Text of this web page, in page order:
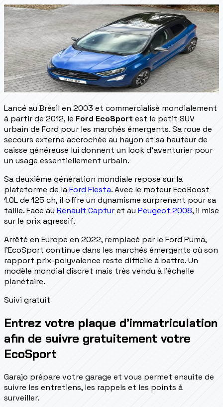
Lancé au Brésil en 2003 et commercialisé mondialement
à partir de 2012, le Ford EcoSport est le petit SUV
urbain de Ford pour les marchés émergents. Sa roue de
secours externe accrochée au hayon et sa hauteur de
caisse généreuse lui donnent un look d'aventurier pour
un usage essentiellement urbain.
Sa deuxième génération mondiale repose sur la
plateforme de laFord Fiesta. Avec le moteur EcoBoost
1.0L de 125 ch, il offre un dynamisme surprenant pour sa
taille. Face au Renault Capturet au Peugeot 2008, il mise
sur le prix agressif.
Arrêté en Europe en 2022, remplacé par le Ford Puma,
l'EcoSport continue dans les marchés émergents où son
rapport prix-polyvalence reste difficile à battre. Un
modèle mondial discret mais très vendu à l'échelle
planétaire.
Suivi gratuit
Entrez votre plaque d’immatriculation
afin de suivre gratuitement votre
EcoSport
Garajo prépare votre garage et vous permet ensuite de
suivre les entretiens, les rappels et les points à
surveiller.